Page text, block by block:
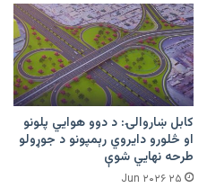
کابل ښاروالۍ: د دوو هوايي پلونو
او څلورو دایروي رېمپونو د جوړولو
طرحه نهایي شوې
۲۵ Jun ۲۰۲۶